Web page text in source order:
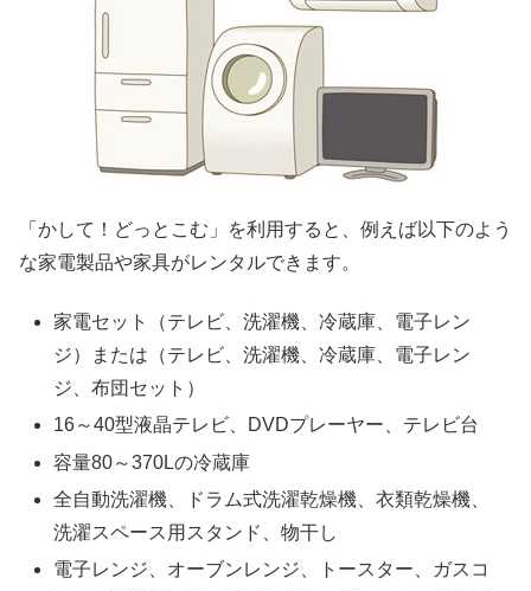
「かして！どっとこむ」を利用すると、例えば以下のよう
な家電製品や家具がレンタルできます。
家電セット（テレビ、洗濯機、冷蔵庫、電子レン
ジ）または（テレビ、洗濯機、冷蔵庫、電子レン
ジ、布団セット）
16～40型液晶テレビ、DVDプレーヤー、テレビ台
容量80～370Lの冷蔵庫
全自動洗濯機、ドラム式洗濯乾燥機、衣類乾燥機、
洗濯スペース用スタンド、物干し
電子レンジ、オーブンレンジ、トースター、ガスコ